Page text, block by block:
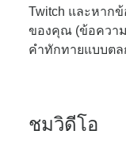
Twitch และหาก
ของคุณ (ข้อควา
คำทักทายแบบตล
ชมวิดีโอ